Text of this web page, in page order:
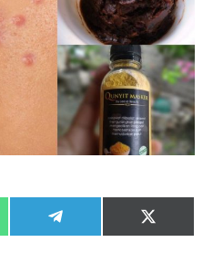
Share
on
Share
on